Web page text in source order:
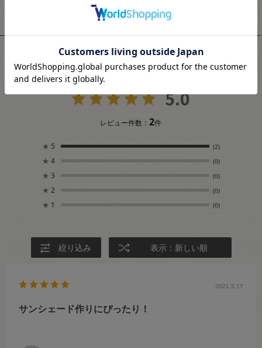
ユーザーレビュー
5.0
レビュー件数：2件
★ 5 (2)
★ 4 (0)
★ 3 (0)
★ 2 (0)
★ 1 (0)
絞り込み 表示：新しい順
2021.5.17
サンシェード作りにぴったり！